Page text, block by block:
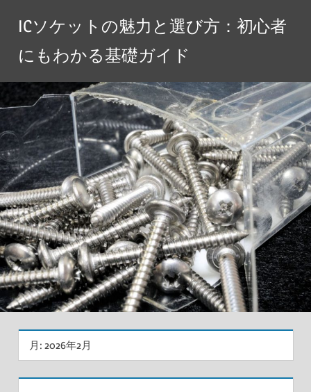
へ
ス
キ
ッ
プ
ICソケットの魅力と選び方：初心者
にもわかる基礎ガイド
月: 2026年2月